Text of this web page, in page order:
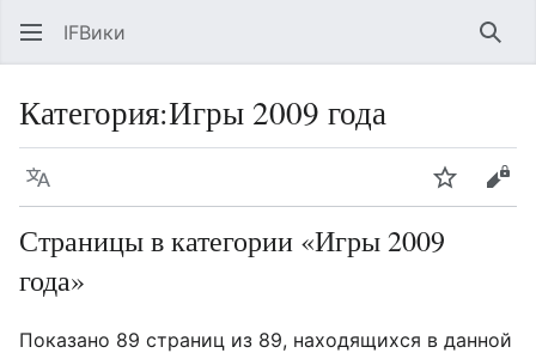
IFВики
Категория:Игры 2009 года
Язык Следить
Страницы в категории «Игры 2009
года»
Показано 89 страниц из 89, находящихся в данной